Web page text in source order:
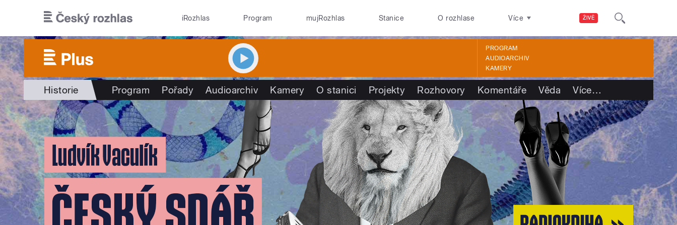
ŽIVĚ
iRozhlas Program mujRozhlas Stanice O rozhlase Více
PROGRAM
AUDIOARCHIV
KAMERY
Historie Program Pořady Audioarchiv Kamery O stanici Projekty Rozhovory Komentáře Věda Více…